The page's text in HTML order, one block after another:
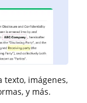
texto, imágenes,
y más.